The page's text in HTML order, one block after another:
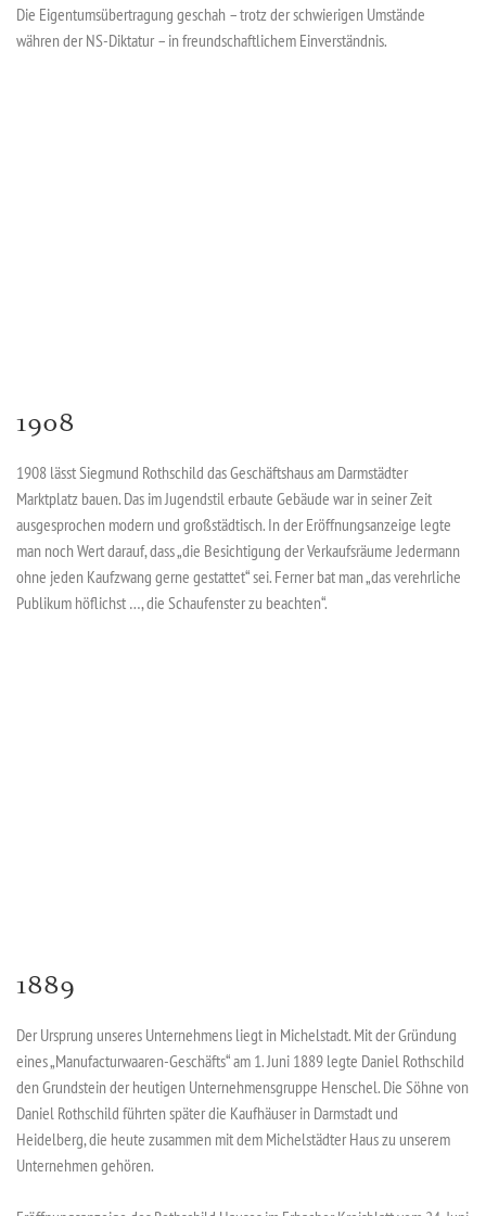
Die Eigentumsübertragung geschah – trotz der schwierigen Umstände
währen der NS-Diktatur – in freundschaftlichem Einverständnis.
1908
1908 lässt Siegmund Rothschild das Geschäftshaus am Darmstädter
Marktplatz bauen. Das im Jugendstil erbaute Gebäude war in seiner Zeit
ausgesprochen modern und großstädtisch. In der Eröffnungsanzeige legte
man noch Wert darauf, dass „die Besichtigung der Verkaufsräume Jedermann
ohne jeden Kaufzwang gerne gestattet“ sei. Ferner bat man „das verehrliche
Publikum höflichst …, die Schaufenster zu beachten“.
1889
Der Ursprung unseres Unternehmens liegt in Michelstadt. Mit der Gründung
eines „Manufacturwaaren-Geschäfts“ am 1. Juni 1889 legte Daniel Rothschild
den Grundstein der heutigen Unternehmensgruppe Henschel. Die Söhne von
Daniel Rothschild führten später die Kaufhäuser in Darmstadt und
Heidelberg, die heute zusammen mit dem Michelstädter Haus zu unserem
Unternehmen gehören.